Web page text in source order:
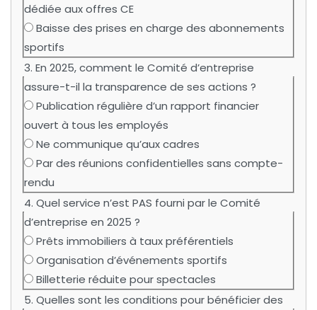
dédiée aux offres CE
Baisse des prises en charge des abonnements
sportifs
3. En 2025, comment le Comité d’entreprise
assure-t-il la transparence de ses actions ?
Publication régulière d’un rapport financier
ouvert à tous les employés
Ne communique qu’aux cadres
Par des réunions confidentielles sans compte-
rendu
4. Quel service n’est PAS fourni par le Comité
d’entreprise en 2025 ?
Prêts immobiliers à taux préférentiels
Organisation d’événements sportifs
Billetterie réduite pour spectacles
5. Quelles sont les conditions pour bénéficier des